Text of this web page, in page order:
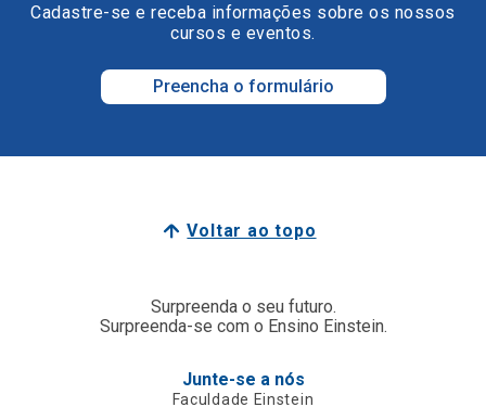
Cadastre-se e receba informações sobre os nossos
cursos e eventos.
Preencha o formulário
Voltar ao topo
Surpreenda o seu futuro.
Surpreenda-se com o Ensino Einstein.
Junte-se a nós
Faculdade Einstein